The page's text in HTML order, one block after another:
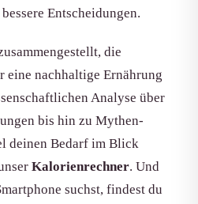
Entscheidungen.
die
eine nachhaltige Ernährung
Analyse über
bis hin zu Mythen-
deinen Bedarf im Blick
Kalorienrechner. Und
suchst, findest du